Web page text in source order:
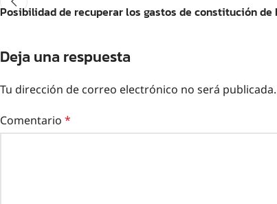
Posibilidad de recuperar los gastos de constitución de
Deja una respuesta
Tu dirección de correo electrónico no será publicada.
Comentario *